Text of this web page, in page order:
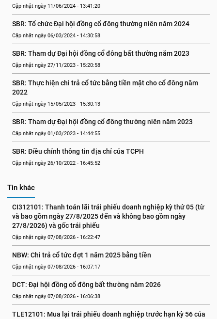
Cập nhật ngày 11/06/2024 - 13:41:20
SBR: Tổ chức Đại hội đồng cổ đông thường niên năm 2024
Cập nhật ngày 06/03/2024 - 14:30:58
SBR: Tham dự Đại hội đồng cổ đông bất thường năm 2023
Cập nhật ngày 27/11/2023 - 15:20:58
SBR: Thực hiện chi trả cổ tức bằng tiền mặt cho cổ đông năm
2022
Cập nhật ngày 15/05/2023 - 15:30:13
SBR: Tham dự Đại hội đồng cổ đông thường niên năm 2023
Cập nhật ngày 01/03/2023 - 14:44:55
SBR: Điều chỉnh thông tin địa chỉ của TCPH
Cập nhật ngày 26/10/2022 - 16:45:52
Tin khác
CI312101: Thanh toán lãi trái phiếu doanh nghiệp kỳ thứ 05 (từ
và bao gồm ngày 27/8/2025 đến và không bao gồm ngày
27/8/2026) và gốc trái phiếu
Cập nhật ngày 07/08/2026 - 16:22:47
NBW: Chi trả cổ tức đợt 1 năm 2025 bằng tiền
Cập nhật ngày 07/08/2026 - 16:07:17
DCT: Đại hội đồng cổ đông bất thường năm 2026
Cập nhật ngày 07/08/2026 - 16:06:38
TLE12101: Mua lại trái phiếu doanh nghiệp trước hạn kỳ 56 của